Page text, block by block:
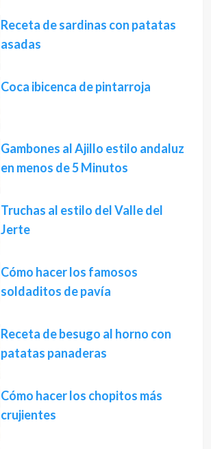
Receta de sardinas con patatas
asadas
Coca ibicenca de pintarroja
Gambones al Ajillo estilo andaluz
en menos de 5 Minutos
Truchas al estilo del Valle del
Jerte
Cómo hacer los famosos
soldaditos de pavía
Receta de besugo al horno con
patatas panaderas
Cómo hacer los chopitos más
crujientes